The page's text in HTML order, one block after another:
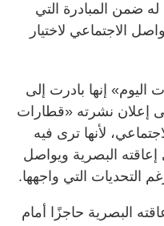
ضمن المبادرة التي
الاجتماعي لاختيار
اليوم» إنها بادرت إلى
إعلان نشرته «قطارات
لأنها ترى فيه
البصرية ويواصل
التحديات التي واجهها.
البصرية حاجزًا أمام